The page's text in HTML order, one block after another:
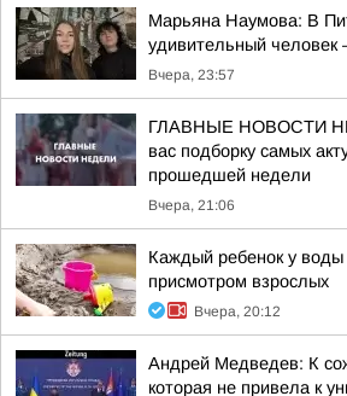
Марьяна Наумова: В
удивительный человек
Вчера, 23:57
ГЛАВНЫЕ НОВОСТИ
вас подборку самых
прошедшей недели
Вчера, 21:06
Каждый ребенок у
присмотром взрослых
Вчера, 20:12
Андрей Медведев: К
которая не привела к